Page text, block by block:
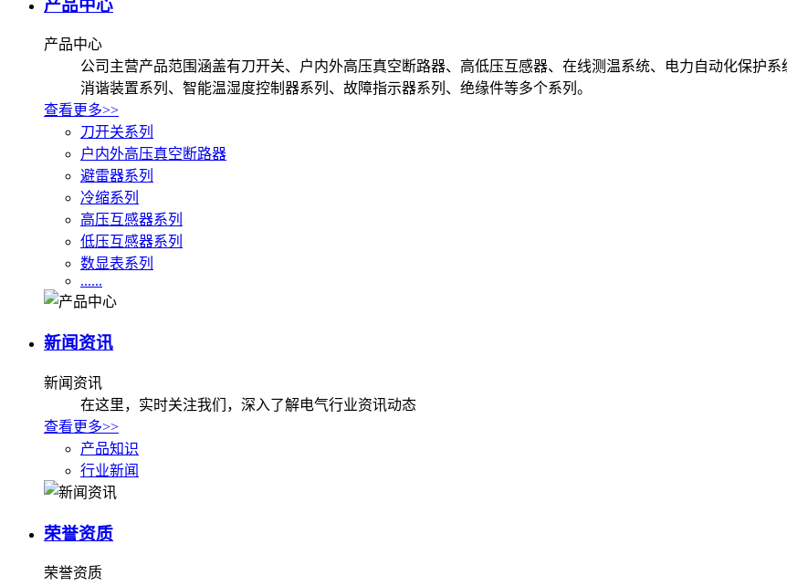
产品中心
产品中心
公司主营产品范围涵盖有刀开关、户内外高压真空断路器、高低压互感器、在线测温系统、电力自动化保护
消谐装置系列、智能温湿度控制器系列、故障指示器系列、绝缘件等多个系列。
查看更多>>
刀开关系列
户内外高压真空断路器
避雷器系列
冷缩系列
高压互感器系列
低压互感器系列
数显表系列
......
新闻资讯
新闻资讯
在这里，实时关注我们，深入了解电气行业资讯动态
查看更多>>
产品知识
行业新闻
荣誉资质
荣誉资质